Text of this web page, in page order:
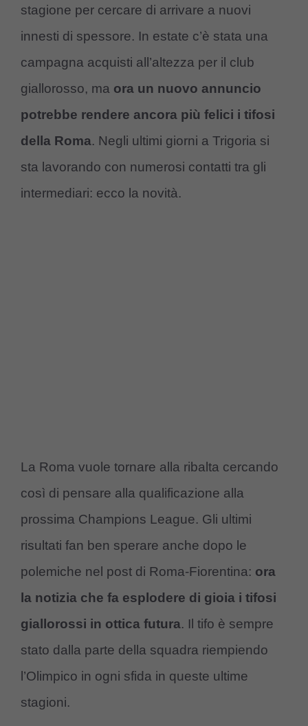
stagione per cercare di arrivare a nuovi
innesti di spessore. In estate c’è stata una
campagna acquisti all’altezza per il club
giallorosso, ma ora un nuovo annuncio
potrebbe rendere ancora più felici i tifosi
della Roma. Negli ultimi giorni a Trigoria si
sta lavorando con numerosi contatti tra gli
intermediari: ecco la novità.
La Roma vuole tornare alla ribalta cercando
così di pensare alla qualificazione alla
prossima Champions League. Gli ultimi
risultati fan ben sperare anche dopo le
polemiche nel post di Roma-Fiorentina: ora
la notizia che fa esplodere di gioia i tifosi
giallorossi in ottica futura. Il tifo è sempre
stato dalla parte della squadra riempiendo
l’Olimpico in ogni sfida in queste ultime
stagioni.